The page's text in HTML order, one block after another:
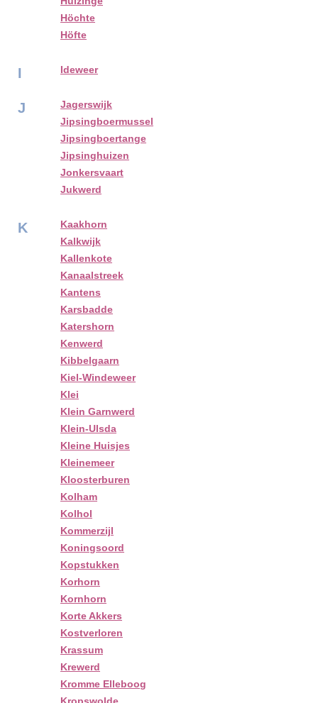
Höchte
Höfte
I Ideweer
J
Jagerswijk
Jipsingboermussel
Jipsingboertange
Jipsinghuizen
Jonkersvaart
Jukwerd
K
Kaakhorn
Kalkwijk
Kallenkote
Kanaalstreek
Kantens
Karsbadde
Katershorn
Kenwerd
Kibbelgaarn
Kiel-Windeweer
Klei
Klein Garnwerd
Klein-Ulsda
Kleine Huisjes
Kleinemeer
Kloosterburen
Kolham
Kolhol
Kommerzijl
Koningsoord
Kopstukken
Korhorn
Kornhorn
Korte Akkers
Kostverloren
Krassum
Krewerd
Kromme Elleboog